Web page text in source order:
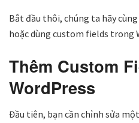
Bắt đầu thôi, chúng ta hãy
hoặc dùng custom fields trong
Thêm Custom
WordPress
Đầu tiên, bạn cần chỉnh sửa